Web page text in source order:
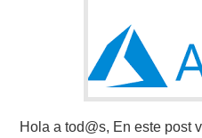
Hola a tod@s, En este post